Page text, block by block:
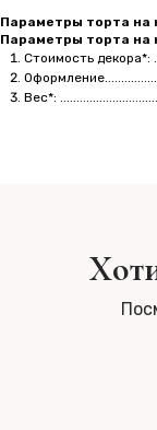
Параметры торта на
Параметры торта на
Стоимость декора*:
Вес*: